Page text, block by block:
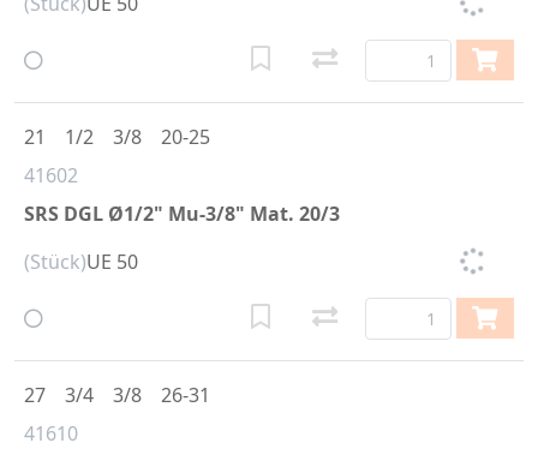
41602
SRS DGL Ø1/2" Mu-3/8" Mat. 20/3
21 1/2 3/8 20-25
(Stück)UE 50
41610
27 3/4 3/8 26-31